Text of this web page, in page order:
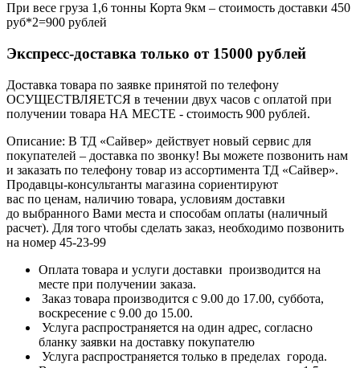
При весе груза 1,6 тонны Корта 9км – стоимость доставки 450
руб*2=900 рублей
Экспресс-доставка только от 15000 рублей
Доставка товара по заявке принятой по телефону
ОСУЩЕСТВЛЯЕТСЯ в течении двух часов с оплатой при
получении товара НА МЕСТЕ - стоимость 900 рублей.
Описание: В ТД «Сайвер» действует новый сервис для
покупателей – доставка по звонку! Вы можете позвонить нам
и заказать по телефону товар из ассортимента ТД «Сайвер».
Продавцы-консультанты магазина сориентируют
вас по ценам, наличию товара, условиям доставки
до выбранного Вами места и способам оплаты (наличный
расчет). Для того чтобы сделать заказ, необходимо позвонить
на номер 45-23-99
Оплата товара и услуги доставки производится на
месте при получении заказа.
Заказ товара производится с 9.00 до 17.00, суббота,
воскресение с 9.00 до 15.00.
Услуга распространяется на один адрес, согласно
бланку заявки на доставку покупателю
Услуга распространяется только в пределах города.